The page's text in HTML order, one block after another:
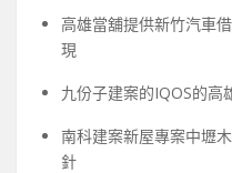
高雄當舖提供新竹汽車
現
九份子建案的IQOS的高
南科建案新屋專案中壢
針